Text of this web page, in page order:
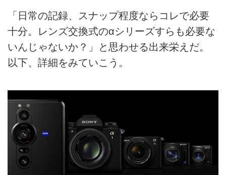
「日常の記録、スナップ程度ならコレで必要
十分。レンズ交換式のαシリーズすらも必要な
いんじゃないか？」と思わせる出来栄えだ。
以下、詳細をみていこう。